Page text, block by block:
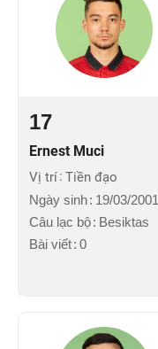
17
Ernest Muci
Vị trí Tiền đạo
Ngày sinh 19/03/2001
Câu lạc bộ Besiktas
Bài viết 0